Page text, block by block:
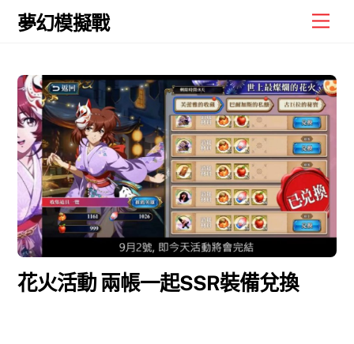
Skip
夢幻模擬戰
花火活動 兩帳一起SSR裝備兌換